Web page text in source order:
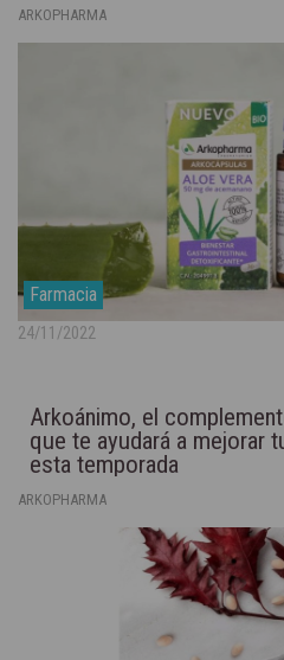
ARKOPHARMA
Farmacia
24/11/2022
Arkoánimo, el
que te ayudará a mejorar
esta temporada
ARKOPHARMA